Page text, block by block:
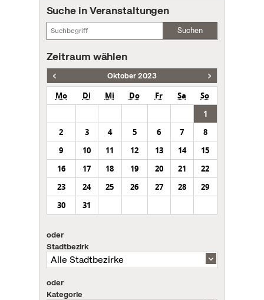
Suche in Veranstaltungen
Suchen
Zeitraum wählen
Oktober 2023
Mo Di Mi Do Fr Sa
So
1
2
3 4 5 6 7
8
9
10 11 12 13 14
15
16
17 18 19 20 21
22
23
24 25 26 27 28
29
30
31
oder
Stadtbezirk
oder
Kategorie